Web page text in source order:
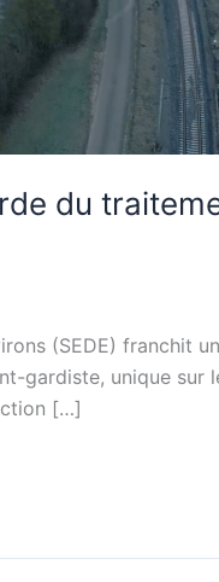
du
(SEDE) franchit
gardiste, unique sur
[…]